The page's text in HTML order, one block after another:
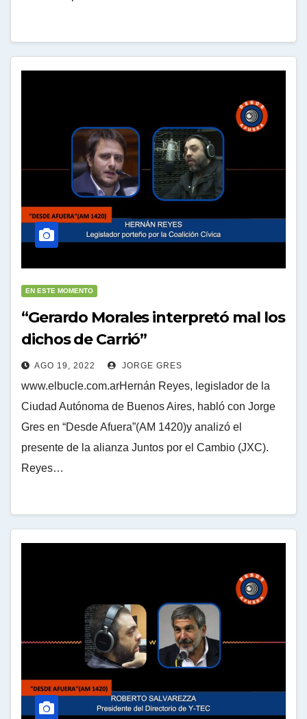
EN ESTE MOMENTO
“Gerardo Morales interpretó mal los
dichos de Carrió”
AGO 19, 2022 JORGE GRES
www.elbucle.com.arHernán Reyes, legislador de la
Ciudad Autónoma de Buenos Aires, habló con Jorge
Gres en “Desde Afuera”(AM 1420)y analizó el
presente de la alianza Juntos por el Cambio (JXC).
Reyes…